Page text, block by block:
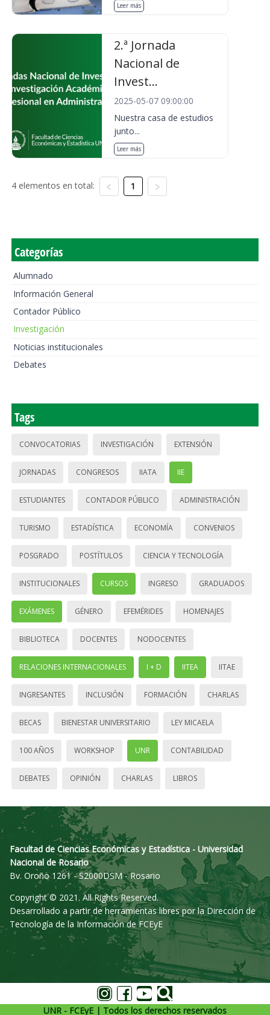
Leer más
2.ª Jornada
Nacional de
Invest...
2025-05-07 09:00:00
Nuestra casa de estudios
junto...
Leer más
4 elementos en total: 1
Categorías
Alumnado
Información General
Contador Público
Investigación
Noticias institucionales
Debates
Tags
CONVOCATORIAS INVESTIGACIÓN EXTENSIÓN
JORNADAS CONGRESOS IIATA IIE
ESTUDIANTES CONTADOR PÚBLICO ADMINISTRACIÓN
TURISMO ESTADÍSTICA ECONOMÍA CONVENIOS
POSGRADO POSTÍTULOS CIENCIA Y TECNOLOGÍA
INSTITUCIONALES CURSOS INGRESO GRADUADOS
EXÁMENES GÉNERO EFEMÉRIDES HOMENAJES
BIBLIOTECA DOCENTES NODOCENTES
RELACIONES INTERNACIONALES I + D IITEA IITAE
INGRESANTES INCLUSIÓN FORMACIÓN CHARLAS
BECAS BIENESTAR UNIVERSITARIO LEY MICAELA
100 AÑOS WORKSHOP UNR CONTABILIDAD
DEBATES OPINIÓN CHARLAS LIBROS
Facultad de Ciencias Económicas y Estadística - Universidad
Nacional de Rosario
Bv. Oroño 1261 - S2000DSM - Rosario
Copyright © 2021. All Rights Reserved.
Desarrollado a partir de herramientas libres por la Dirección de
Tecnología de la Información de FCEyE
UNR - FCEyE | Todos los derechos reservados